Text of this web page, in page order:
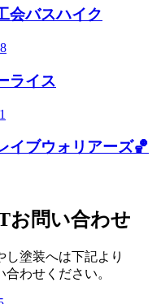
会バスハイク
ライス
イブウォリアーズ🏀
お問い合わせ
し塗装へは下記より
わせください。